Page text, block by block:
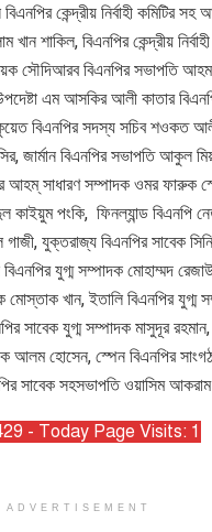
কেন্দ্রীয় নির্বাহী কমিটির
শাকিল, বিএনপির কেন্দ্রীয়
সৌদিআরব বিএনপির সভাপতি
এম আসকির আলী কাতার
বিএনপির সদস্য সচিব শওকত
জার্মান বিএনপির সভাপতি আকুল
আহম্‌ সাধারণ সম্পাদক ওমর ফারুক
কাইয়ুম পংকি, ফিনল্যান্ড বিএনপি
গাজী, যুক্তরাজ্য বিএনপির সাবেক
যুগ্ম সম্পাদক মোহাম্মদ
মোস্তাক খান, ইতালি বিএনপির যুগ্ম
সাবেক যুগ্ম সম্পাদক মাসুদূর
আলম হোসেন, স্পেন বিএনপির
সাবেক সহসভাপতি ওয়াসিম
- Today Page Visits: 1
ADVERTISEMENT